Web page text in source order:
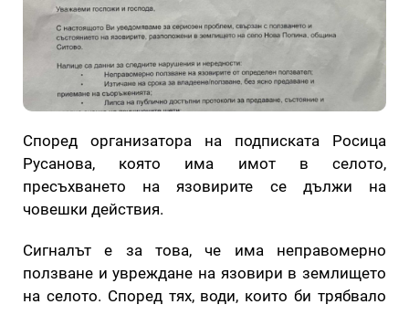
Според организатора на подписката Росица
Русанова, която има имот в селото,
пресъхването на язовирите се дължи на
човешки действия.
Сигналът е за това, че има неправомерно
ползване и увреждане на язовири в землището
на селото. Според тях, води, които би трябвало